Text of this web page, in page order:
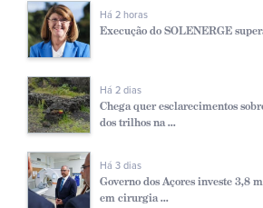
Há 2 horas
Execução do SOLENERGE
Há 2 dias
Chega quer esclarecimentos
dos trilhos na ...
Há 3 dias
Governo dos Açores investe 3,8
em cirurgia ...